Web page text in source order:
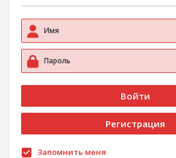
Запомнить меня